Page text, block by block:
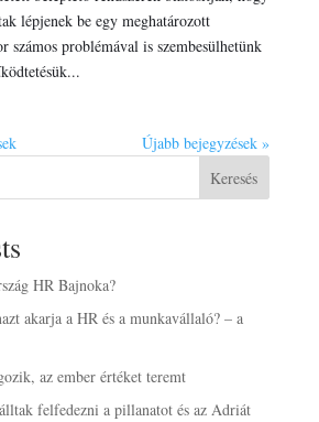
lépjenek be egy meghatározott
számos problémával is szembesülhetünk
Újabb bejegyzések »
Keresés
HR Bajnoka?
akarja a HR és a munkavállaló? – a
az ember értéket teremt
felfedezni a pillanatot és az Adriát